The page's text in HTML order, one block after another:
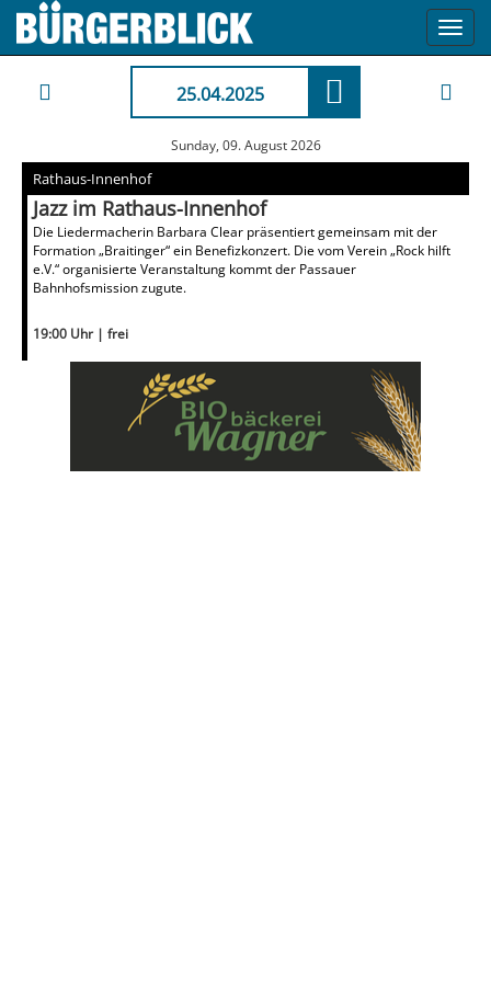
25.04.2025
Sunday, 09. August 2026
Rathaus-Innenhof
Jazz im Rathaus-Innenhof
Die Liedermacherin Barbara Clear präsentiert gemeinsam mit der
Formation „Braitinger“ ein Benefizkonzert. Die vom Verein „Rock hilft
e.V.“ organisierte Veranstaltung kommt der Passauer
Bahnhofsmission zugute.
19:00 Uhr | frei